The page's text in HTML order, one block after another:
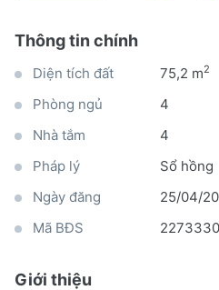
Thông tin chính
Diện tích đất 75,2 m2
Phòng ngủ
4
Nhà tắm
4
Pháp lý
Sổ hồng
Ngày đăng
25/04/
Mã BĐS
Giới thiệu